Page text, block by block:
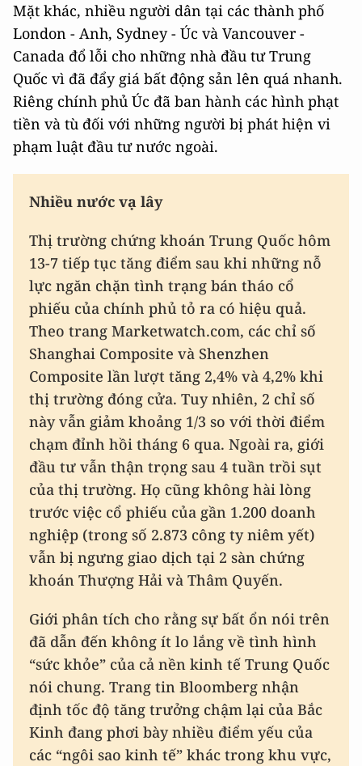
Mặt khác, nhiều người dân tại các thành phố
London - Anh, Sydney - Úc và Vancouver -
Canada đổ lỗi cho những nhà đầu tư Trung
Quốc vì đã đẩy giá bất động sản lên quá nhanh.
Riêng chính phủ Úc đã ban hành các hình phạt
tiền và tù đối với những người bị phát hiện vi
phạm luật đầu tư nước ngoài.
Nhiều nước vạ lây
Thị trường chứng khoán Trung Quốc hôm
13-7 tiếp tục tăng điểm sau khi những nỗ
lực ngăn chặn tình trạng bán tháo cổ
phiếu của chính phủ tỏ ra có hiệu quả.
Theo trang Marketwatch.com, các chỉ số
Shanghai Composite và Shenzhen
Composite lần lượt tăng 2,4% và 4,2% khi
thị trường đóng cửa. Tuy nhiên, 2 chỉ số
này vẫn giảm khoảng 1/3 so với thời điểm
chạm đỉnh hồi tháng 6 qua. Ngoài ra, giới
đầu tư vẫn thận trọng sau 4 tuần trồi sụt
của thị trường. Họ cũng không hài lòng
trước việc cổ phiếu của gần 1.200 doanh
nghiệp (trong số 2.873 công ty niêm yết)
vẫn bị ngưng giao dịch tại 2 sàn chứng
khoán Thượng Hải và Thâm Quyến.
Giới phân tích cho rằng sự bất ổn nói trên
đã dẫn đến không ít lo lắng về tình hình
“sức khỏe” của cả nền kinh tế Trung Quốc
nói chung. Trang tin Bloomberg nhận
định tốc độ tăng trưởng chậm lại của Bắc
Kinh đang phơi bày nhiều điểm yếu của
các “ngôi sao kinh tế” khác trong khu vực,